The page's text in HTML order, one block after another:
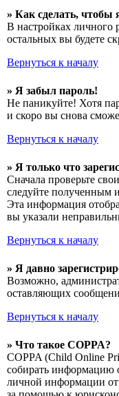
» Как сделать, чтобы
В настройках личного
остальных вы будете
Вернуться к началу
» Я забыл пароль!
Не паникуйте! Хотя
и скоро вы снова
Вернуться к началу
» Я только что
Сначала проверьте
следуйте полученным
Эта информация
вы указали
Вернуться к началу
» Я давно
Возможно,
оставляющих
Вернуться к началу
» Что такое COPPA?
COPPA (Child Online
собирать информацию
личной информации от